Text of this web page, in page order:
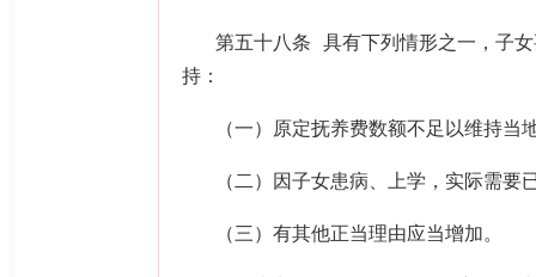
第五十八条 具有下列情形之一，子
持：
（一）原定抚养费数额不足以维持当
（二）因子女患病、上学，实际需要
（三）有其他正当理由应当增加。